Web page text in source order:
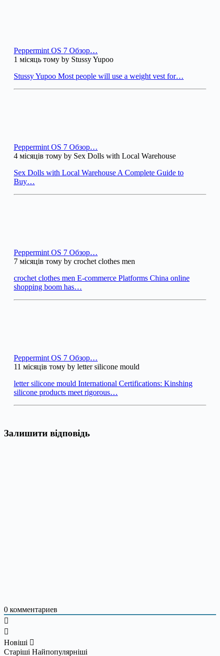
Peppermint OS 7 Обзор…
1 місяць тому by Stussy Yupoo
Stussy Yupoo Most people will use a weight vest for…
Peppermint OS 7 Обзор…
4 місяців тому by Sex Dolls with Local Warehouse
Sex Dolls with Local Warehouse A Complete Guide to
Buy…
Peppermint OS 7 Обзор…
7 місяців тому by crochet clothes men
crochet clothes men E-commerce Platforms China online
shopping boom has…
Peppermint OS 7 Обзор…
11 місяців тому by letter silicone mould
letter silicone mould International Certifications: Kinshing
silicone products meet rigorous…
Залишити відповідь
0 комментариев
Новіші
Старіші Найпопулярніші